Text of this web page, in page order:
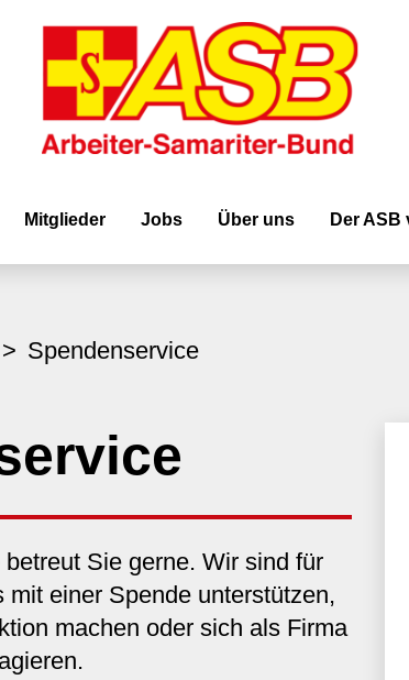
Mitglieder Jobs Über uns Der ASB
Spendenservice
Sie gerne. Wir sind für
einer Spende unterstützen,
machen oder sich als Firma